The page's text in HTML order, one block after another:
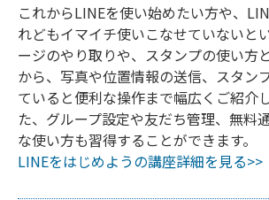
これからLINEを使い始めたい方や、
れどもイマイチ使いこなせていないと
ージのやり取りや、スタンプの使い方
から、写真や位置情報の送信、スタン
ていると便利な操作まで幅広くご紹介
た、グループ設定や友だち管理、無料
な使い方も習得することができます。
LINEをはじめようの講座詳細を見る>>